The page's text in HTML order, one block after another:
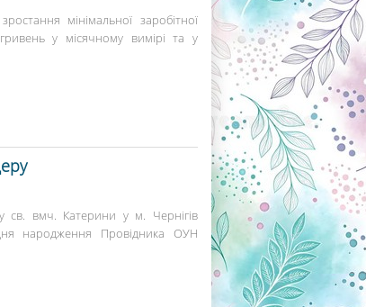
мінімальної заробітної
у місячному вимірі та у
св. вмч. Катерини у м. Чернігів
народження Провідника ОУН